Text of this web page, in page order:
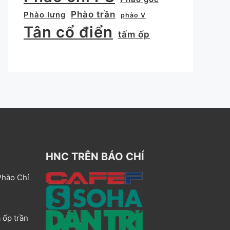
Phào lưng
Phào trần phào V
Tân cổ điển tấm ốp
Chỉ
ốp trần
HNC TRÊN BÁO CHÍ